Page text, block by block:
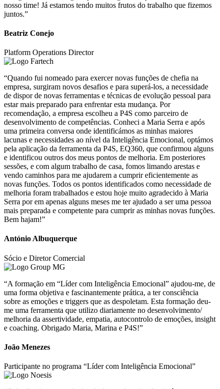
nosso time! Já estamos tendo muitos frutos do trabalho que fizemos
juntos.”
Beatriz Conejo
Platform Operations Director
“Quando fui nomeado para exercer novas funções de chefia na
empresa, surgiram novos desafios e para superá-los, a necessidade
de dispor de novas ferramentas e técnicas de evolução pessoal para
estar mais preparado para enfrentar esta mudança. Por
recomendação, a empresa escolheu a P4S como parceiro de
desenvolvimento de competências. Conheci a Maria Serra e após
uma primeira conversa onde identificámos as minhas maiores
lacunas e necessidades ao nível da Inteligência Emocional, optámos
pela aplicação da ferramenta da P4S, EQ360, que confirmou alguns
e identificou outros dos meus pontos de melhoria. Em posteriores
sessões, e com algum trabalho de casa, fomos limando arestas e
vendo caminhos para me ajudarem a cumprir eficientemente as
novas funções. Todos os pontos identificados como necessidade de
melhoria foram trabalhados e estou hoje muito agradecido à Maria
Serra por em apenas alguns meses me ter ajudado a ser uma pessoa
mais preparada e competente para cumprir as minhas novas funções.
Bem hajam!”
António Albuquerque
Sócio e Diretor Comercial
“A formação em “Líder com Inteligência Emocional” ajudou-me, de
uma forma objetiva e fascinantemente prática, a ter consciência
sobre as emoções e triggers que as despoletam. Esta formação deu-
me uma ferramenta que utilizo diariamente no desenvolvimento/
melhoria da assertividade, empatia, autocontrolo de emoções, insight
e coaching. Obrigado Maria, Marina e P4S!”
João Menezes
Participante no programa “Líder com Inteligência Emocional”